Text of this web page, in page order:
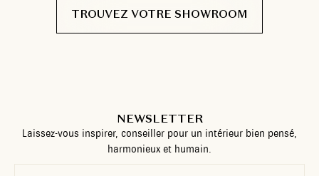
TROUVEZ VOTRE SHOWROOM
NEWSLETTER
Laissez-vous inspirer, conseiller pour un intérieur bien pensé,
harmonieux et humain.